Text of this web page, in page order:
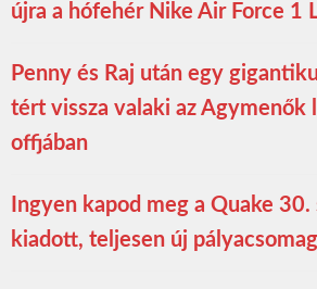
újra a hófehér Nike Air Force 1
Penny és Raj után egy
tért vissza valaki az Agymenők
offjában
Ingyen kapod meg a Quake
kiadott, teljesen új